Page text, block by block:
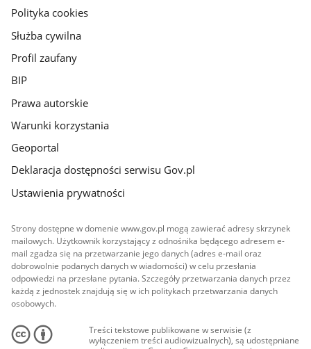
gov.pl
Polityka cookies
Służba cywilna
Profil zaufany
BIP
Prawa autorskie
Warunki korzystania
Geoportal
Deklaracja dostępności serwisu Gov.pl
Ustawienia prywatności
Strony dostępne w domenie www.gov.pl mogą zawierać adresy skrzynek
mailowych. Użytkownik korzystający z odnośnika będącego adresem e-
mail zgadza się na przetwarzanie jego danych (adres e-mail oraz
dobrowolnie podanych danych w wiadomości) w celu przesłania
odpowiedzi na przesłane pytania. Szczegóły przetwarzania danych przez
każdą z jednostek znajdują się w ich politykach przetwarzania danych
osobowych.
Treści tekstowe publikowane w serwisie (z
wyłączeniem treści audiowizualnych), są udostępniane